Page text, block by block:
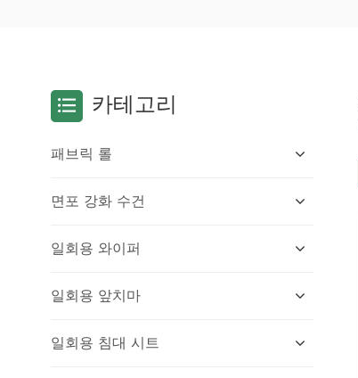
카테고리
패브릭 롤
면포 강화 수건
일회용 와이퍼
일회용 앞치마
일회용 침대 시트